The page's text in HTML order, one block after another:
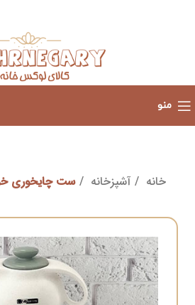
منو
خانه آشپزخانه ست چایخوری